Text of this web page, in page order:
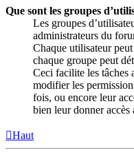
Que sont les groupes
Les groupes
administrateurs du
Chaque utilisateur
chaque groupe peut
Ceci facilite les tâches
modifier les
fois, ou encore leur
bien leur donner
Haut